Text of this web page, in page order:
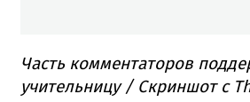
Часть комментаторов
учительницу / Скриншот с